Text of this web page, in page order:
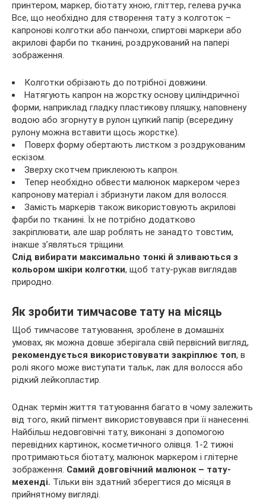
Все, що необхідно для створення тату з колготок –
капронові колготки або панчохи, спиртові маркери або
акрилові фарби по тканині, роздрукований на папері
зображення.
Колготки обрізають до потрібної довжини.
Натягують капрон на жорстку основу циліндричної
форми, наприклад гладку пластикову пляшку, наповнену
водою або згорнуту в рулон цупкий папір (всередину
рулону можна вставити щось жорстке).
Поверх форму обертають листком з роздрукованим
ескізом.
Зверху скотчем приклеюють капрон.
Тепер необхідно обвести малюнок маркером через
капронову матеріал і збризнути лаком для волосся.
Замість маркерів також використовують акрилові
фарби по тканині. Їх не потрібно додатково
закріплювати, але шар роблять не занадто товстим,
інакше з’являться тріщини.
Слід вибирати максимально тонкі й зливаються з
кольором шкіри колготки, щоб тату-рукав виглядав
природно.
Як зробити тимчасове тату на місяць
Щоб тимчасове татуювання, зроблене в домашніх
умовах, як можна довше зберігала свій первісний вигляд,
рекомендується використовувати закріплює топ, в
ролі якого може виступати тальк, лак для волосся або
рідкий лейкопластир.
Однак термін життя татуювання багато в чому залежить
від того, який пігмент використовувався при її нанесенні.
Найбільш недовговічні тату, виконані з допомогою
перевідних картинок, косметичного олівця. 1-2 тижні
протримаються біотату, малюнок маркером і глітерне
зображення. Самий довговічний малюнок – тату-
мехенді. Тільки він здатний зберегтися до місяця в
прийнятному вигляді.